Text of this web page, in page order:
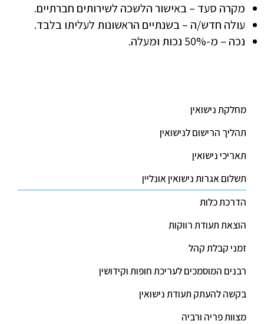
מקרה סעד – באישור הלשכה לשירותים חברתיים.
עולה חדש/ה – בשנתיים הראשונות לעליתו בלבד.
נכה – מ-50% נכות ומעלה.
מחלקת נישואין
תהליך הרישום לנישואין
תאריכי נישואין
תשלום אגרות נישואין אונליין
הדרכת כלות
הוצאת תעודת רווקות
זמני קבלת קהל
רבנים המוסמכים לעריכת חופות וקידושין
בקשה להעתק תעודת נישואין
מצוות פריה ורביה